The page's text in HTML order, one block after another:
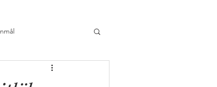
Everyday Magic